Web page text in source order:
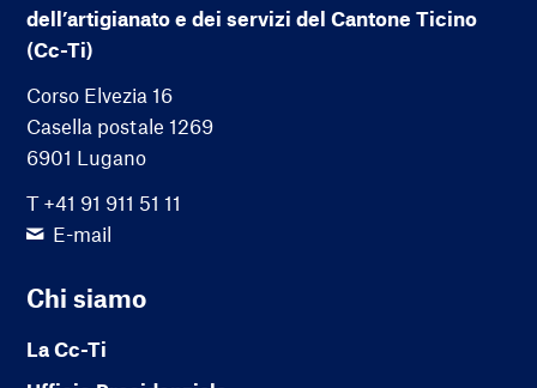
dell’artigianato e dei servizi del Cantone Ticino
(Cc-Ti)
Corso Elvezia 16
Casella postale 1269
6901 Lugano
T +41 91 911 51 11
E-mail
Chi siamo
La Cc-Ti